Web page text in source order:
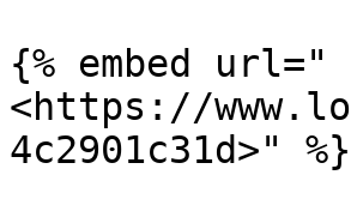
{% embed url="
<https://
4c2901c31d>" %}